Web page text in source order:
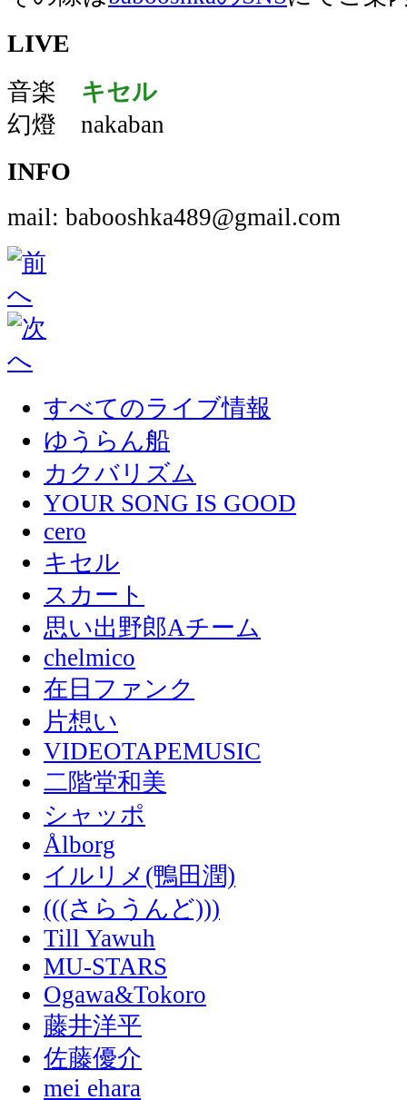
LIVE
音楽 キセル
幻燈 nakaban
INFO
mail: babooshka489@gmail.com
すべてのライブ情報
ゆうらん船
カクバリズム
YOUR SONG IS GOOD
cero
キセル
スカート
思い出野郎Aチーム
chelmico
在日ファンク
片想い
VIDEOTAPEMUSIC
二階堂和美
シャッポ
Ålborg
イルリメ(鴨田潤)
(((さらうんど)))
Till Yawuh
MU-STARS
Ogawa&Tokoro
藤井洋平
佐藤優介
mei ehara